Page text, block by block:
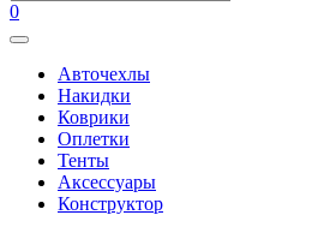
0
Авточехлы
Накидки
Коврики
Оплетки
Тенты
Аксессуары
Конструктор